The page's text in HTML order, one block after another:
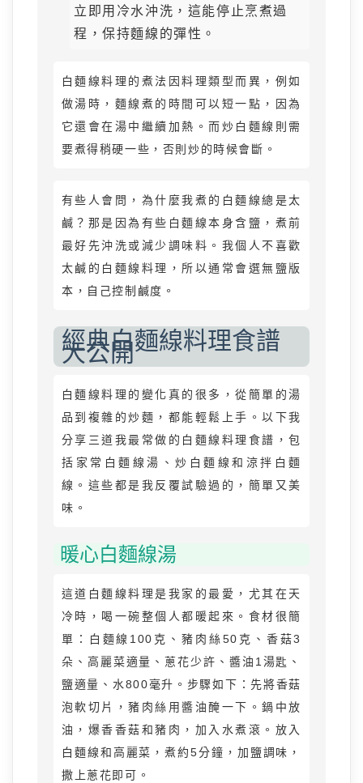
立即用冷水沖洗，這能停止烹煮過
程，保持麵線的彈性。
白麵線料理的煮法因料理類型而異，例如
做湯時，麵線煮的時間可以短一點，因為
它還會在湯中繼續加熱。而炒白麵線則需
要煮得稍硬一些，否則炒的時候會斷。
有些人會問，為什麼我煮的白麵線總是太
鹹？那是因為有些白麵線本身含鹽，煮前
最好先沖洗或減少調味料。我個人不喜歡
太鹹的白麵線料理，所以通常會選無鹽版
本，自己控制鹹度。
經典白麵線料理食譜
大公開
白麵線料理的變化真的很多，從簡單的湯
品到複雜的炒麵，都能輕鬆上手。以下我
分享三道我最常做的白麵線料理食譜，包
括家常白麵線湯、炒白麵線和涼拌白麵
線。這些都是我反覆試驗過的，簡單又美
味。
暖心白麵線湯
這道白麵線料理是我家的最愛，尤其在天
冷時，喝一碗整個人都暖起來。食材很簡
單：白麵線100克、豬肉絲50克、香菇3
朵、高麗菜適量、蔥花少許、醬油1湯匙、
鹽適量、水800毫升。步驟如下：先將香菇
泡軟切片，豬肉絲用醬油醃一下。鍋中放
油，爆香香菇和豬肉，加入水煮滾。放入
白麵線和高麗菜，煮約5分鐘，加鹽調味，
撒上蔥花即可。